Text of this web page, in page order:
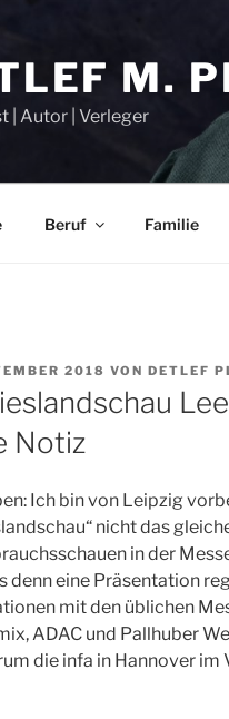
M.
| Autor | Verleger
Beruf Familie
2018 VON DETLEF
Notiz
Ich bin von Leipzig
nicht das
in der
denn eine Präsentation
mit den üblichen
ADAC und Pallhuber
die infa in Hannover im